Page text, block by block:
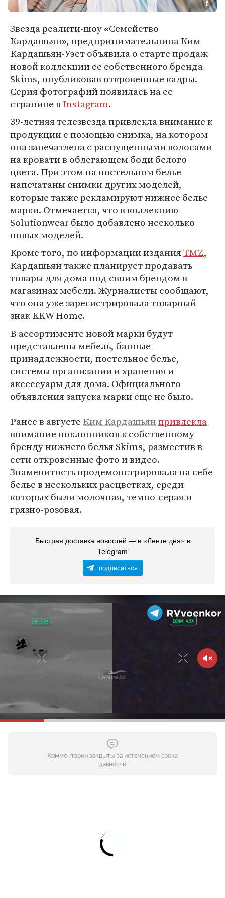
Звезда реалити-шоу «Семейство
Кардашьян», предпринимательница Ким
Кардашьян-Уэст объявила о старте продаж
новой коллекции ее собственного бренда
Skims, опубликовав откровенные кадры.
Серия фотографий появилась на ее
странице в Instagram.
39-летняя телезвезда привлекла внимание к
продукции с помощью снимка, на котором
она запечатлена с распущенными волосами
на кровати в облегающем боди белого
цвета. При этом на постельном белье
напечатаны снимки других моделей,
которые также рекламируют нижнее белье
марки. Отмечается, что в коллекцию
Solutionwear было добавлено несколько
новых моделей.
Кроме того, по информации изданияTMZ,
Кардашьян также планирует продавать
товары для дома под своим брендом в
магазинах мебели. Журналисты сообщают,
что она уже зарегистрировала товарный
знак KKW Home.
В ассортименте новой марки будут
представлены мебель, банные
принадлежности, постельное белье,
системы организации и хранения и
аксессуары для дома. Официального
объявления запуска марки еще не было.
Ранее в августе Ким Кардашьянпривлекла
внимание поклонников к собственному
бренду нижнего белья Skims, разместив в
сети откровенные фото и видео.
Знаменитость продемонстрировала на себе
белье в нескольких расцветках, среди
которых были молочная, темно-серая и
грязно-розовая.
Быстрая доставка новостей — в «Ленте дня» в
Telegram
подписаться
Комментарии закрыты за истечением срока
давности